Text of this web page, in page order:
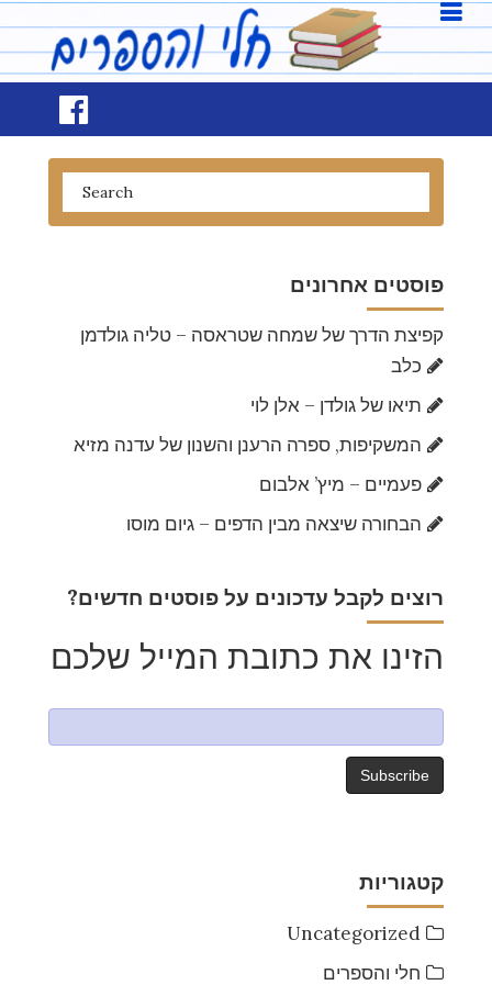
פוסטים אחרונים
קפיצת הדרך של שמחה שטראסה – טליה גולדמן
כלב
תיאו של גולדן – אלן לוי
המשקיפות, ספרה הרענן והשנון של עדנה מזיא
פעמיים – מיץ’ אלבום
הבחורה שיצאה מבין הדפים – גיום מוסו
?רוצים לקבל עדכונים על פוסטים חדשים
הזינו את כתובת המייל שלכם
קטגוריות
Uncategorized
חלי והספרים